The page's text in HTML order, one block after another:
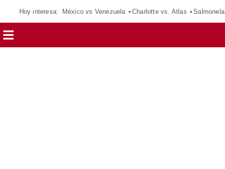
Hoy interesa: México vs Venezuela Charlotte vs. Atlas Salmonela